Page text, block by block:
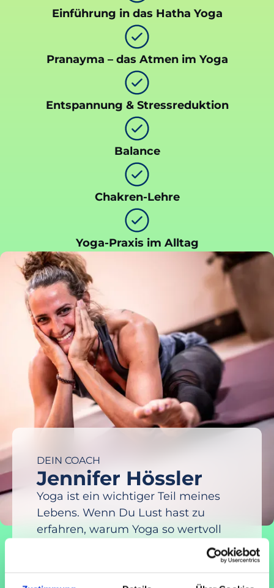
Einführung in das Hatha Yoga
Pranayma – das Atmen im Yoga
Entspannung & Stressreduktion
Balance
Chakren-Lehre
Yoga-Praxis im Alltag
DEIN COACH
Jennifer Hössler
Yoga ist ein wichtiger Teil meines
Lebens. Wenn Du Lust hast zu
erfahren, warum Yoga so wertvoll
und bereichernd ist, freue ich mich
auf ein gemeinsames Stück des